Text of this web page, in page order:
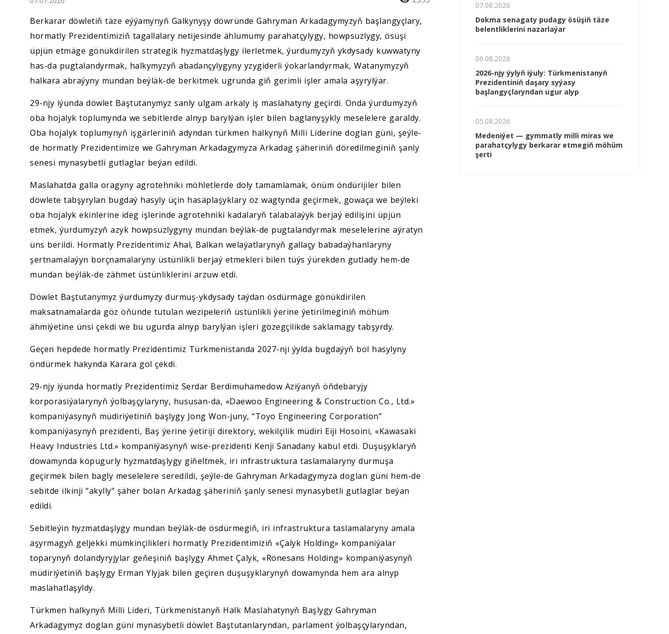
Jemgyýet
Sport
Berkarar döwletiň täze eýýamynyň Galkynyşy döwründe Gahryman Arkadagymyzyň başlangyçlary,
hormatly Prezidentimiziň tagallalary netijesinde ählumumy parahatçylygy, howpsuzlygy, ösüşi
üpjün etmäge gönükdirilen strategik hyzmatdaşlygy ilerletmek, ýurdumyzyň ykdysady kuwwatyny
has-da pugtalandyrmak, halkymyzyň abadançylygyny yzygiderli ýokarlandyrmak, Watanymyzyň
halkara abraýyny mundan beýläk-de berkitmek ugrunda giň gerimli işler amala aşyrylýar.
29-njy iýunda döwlet Baştutanymyz sanly ulgam arkaly iş maslahatyny geçirdi. Onda ýurdumyzyň
oba hojalyk toplumynda we sebitlerde alnyp barylýan işler bilen baglanyşykly meselelere garaldy.
Oba hojalyk toplumynyň işgärleriniň adyndan türkmen halkynyň Milli Liderine doglan güni, şeýle-
de hormatly Prezidentimize we Gahryman Arkadagymyza Arkadag şäheriniň döredilmeginiň şanly
senesi mynasybetli gutlaglar beýan edildi.
Maslahatda galla oragyny agrotehniki möhletlerde doly tamamlamak, önüm öndürijiler bilen
döwlete tabşyrylan bugdaý hasyly üçin hasaplaşyklary öz wagtynda geçirmek, gowaça we beýleki
oba hojalyk ekinlerine ideg işlerinde agrotehniki kadalaryň talabalaýyk berjaý edilişini üpjün
etmek, ýurdumyzyň azyk howpsuzlygyny mundan beýläk-de pugtalandyrmak meselelerine aýratyn
üns berildi. Hormatly Prezidentimiz Ahal, Balkan welaýatlarynyň gallaçy babadaýhanlaryny
şertnamalaýyn borçnamalaryny üstünlikli berjaý etmekleri bilen tüýs ýürekden gutlady hem-de
mundan beýläk-de zähmet üstünliklerini arzuw etdi.
Döwlet Baştutanymyz ýurdumyzy durmuş-ykdysady taýdan ösdürmäge gönükdirilen
maksatnamalarda göz öňünde tutulan wezipeleriň üstünlikli ýerine ýetirilmeginiň möhüm
ähmiýetine ünsi çekdi we bu ugurda alnyp barylýan işleri gözegçilikde saklamagy tabşyrdy.
Geçen hepdede hormatly Prezidentimiz Türkmenistanda 2027-nji ýylda bugdaýyň bol hasylyny
öndürmek hakynda Karara gol çekdi.
29-njy iýunda hormatly Prezidentimiz Serdar Berdimuhamedow Aziýanyň öňdebaryjy
korporasiýalarynyň ýolbaşçylaryny, hususan-da, «Daewoo Engineering & Construction Co., Ltd.»
kompaniýasynyň müdiriýetiniň başlygy Jong Won-juny, “Toyo Engineering Corporation”
kompaniýasynyň prezidenti, Baş ýerine ýetiriji direktory, wekilçilik müdiri Eiji Hosoini, «Kawasaki
Heavy Industries Ltd.» kompaniýasynyň wise-prezidenti Kenji Sanadany kabul etdi. Duşuşyklaryň
dowamynda köpugurly hyzmatdaşlygy giňeltmek, iri infrastruktura taslamalaryny durmuşa
geçirmek bilen bagly meselelere seredildi, şeýle-de Gahryman Arkadagymyza doglan güni hem-de
sebitde ilkinji “akylly” şäher bolan Arkadag şäheriniň şanly senesi mynasybetli gutlaglar beýan
edildi.
Sebitleýin hyzmatdaşlygy mundan beýläk-de ösdürmegiň, iri infrastruktura taslamalaryny amala
aşyrmagyň geljekki mümkinçilikleri hormatly Prezidentimiziň «Çalyk Holding» kompaniýalar
toparynyň dolandyryjylar geňeşiniň başlygy Ahmet Çalyk, «Rönesans Holding» kompaniýasynyň
müdiriýetiniň başlygy Erman Ylyjak bilen geçiren duşuşyklarynyň dowamynda hem ara alnyp
maslahatlaşyldy.
Türkmen halkynyň Milli Lideri, Türkmenistanyň Halk Maslahatynyň Başlygy Gahryman
Arkadagymyz doglan güni mynasybetli döwlet Baştutanlaryndan, parlament ýolbaşçylaryndan,
07.08.2026
Dokma senagaty pudagy ösüşiň täze
belentliklerini nazarlaýar
06.08.2026
2026-njy ýylyň iýuly: Türkmenistanyň
Prezidentiniň daşary syýasy
başlangyçlaryndan ugur alyp
05.08.2026
Me­de­ni­ýet — gym­mat­ly milli mi­ras we
pa­ra­hat­çy­ly­gy ber­ka­rar et­me­giň mö­hüm
şer­ti